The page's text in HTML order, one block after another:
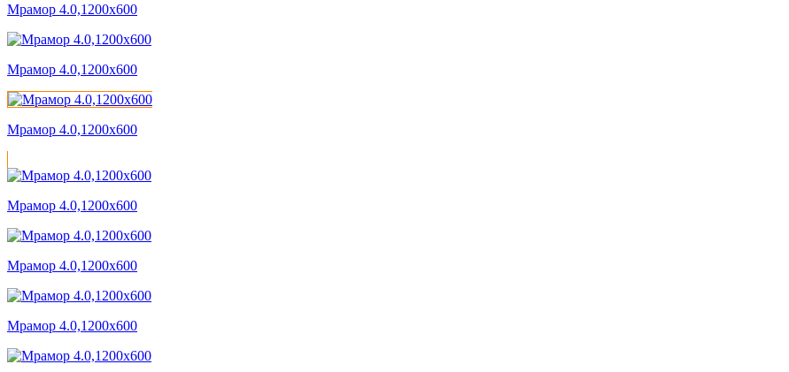
Мрамор 4.0,1200x600
Мрамор 4.0,1200x600
Мрамор 4.0,1200x600
Мрамор 4.0,1200x600
Мрамор 4.0,1200x600
Мрамор 4.0,1200x600